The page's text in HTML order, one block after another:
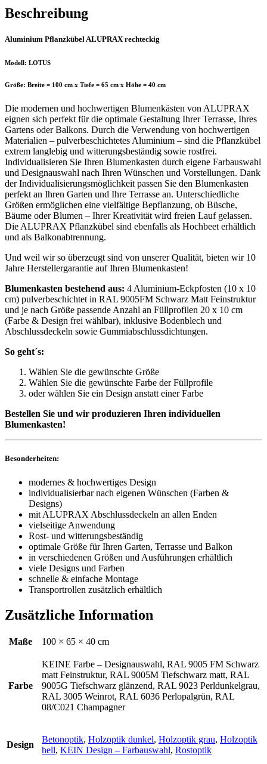
Beschreibung
Aluminium Pflanzkübel ALUPRAX rechteckig
Modell: LOTUS
Größe: Breite = 100 cm x Tiefe = 65 cm x Höhe = 40 cm
Die modernen und hochwertigen Blumenkästen von ALUPRAX
eignen sich perfekt für die optimale Gestaltung Ihrer Terrasse, Ihres
Gartens oder Balkons. Durch die Verwendung von hochwertigen
Materialien – pulverbeschichtetes Aluminium – sind die Pflanzkübel
extrem langlebig und witterungsbeständig sowie rostfrei.
Individualisieren Sie Ihren Blumenkasten durch eigene Farbauswahl
und Designauswahl nach Ihren Wünschen und Vorstellungen. Dank
der Individualisierungsmöglichkeit passen Sie den Blumenkasten
perfekt an Ihren Garten und Ihre Terrasse an. Unterschiedliche
Größen ermöglichen eine vielfältige Bepflanzung, ob Büsche,
Bäume oder Blumen – Ihrer Kreativität wird freien Lauf gelassen.
Die ALUPRAX Pflanzkübel sind ebenfalls als Hochbeet erhältlich
und als Balkonabtrennung.
Und weil wir so überzeugt sind von unserer Qualität, bieten wir 10
Jahre Herstellergarantie auf Ihren Blumenkasten!
Blumenkasten bestehend aus: 4 Aluminium-Eckpfosten (10 x 10
cm) pulverbeschichtet in RAL 9005FM Schwarz Matt Feinstruktur
und je nach Größe passende Anzahl an Füllprofilen 20 x 10 cm
(Farbe & Design frei wählbar), inklusive Bodenblech und
Abschlussdeckeln sowie Gummiabschlussdichtungen.
So geht´s:
Wählen Sie die gewünschte Größe
Wählen Sie die gewünschte Farbe der Füllprofile
oder wählen Sie ein Design anstatt einer Farbe
Bestellen Sie und wir produzieren Ihren individuellen
Blumenkasten!
Besonderheiten:
modernes & hochwertiges Design
individualisierbar nach eigenen Wünschen (Farben &
Designs)
mit ALUPRAX Abschlussdeckeln an allen Enden
vielseitige Anwendung
Rost- und witterungsbeständig
optimale Größe für Ihren Garten, Terrasse und Balkon
in verschiedenen Größen und Ausführungen erhältlich
viele Designs und Farben
schnelle & einfache Montage
Transportrollen zusätzlich erhältlich
Zusätzliche Information
Maße 100 × 65 × 40 cm
Farbe
KEINE Farbe – Designauswahl, RAL 9005 FM Schwarz
matt Feinstruktur, RAL 9005M Tiefschwarz matt, RAL
9005G Tiefschwarz glänzend, RAL 9023 Perldunkelgrau,
RAL 3005 Weinrot, RAL 6036 Perlopalgrün, RAL
08/C021 Champagner
Design
Betonoptik, Holzoptik dunkel, Holzoptik grau, Holzoptik
hell, KEIN Design – Farbauswahl, Rostoptik